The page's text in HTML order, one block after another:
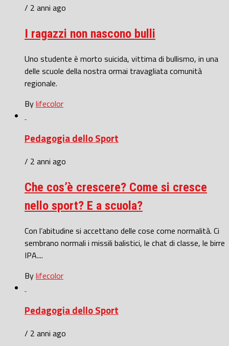
/ 2 anni ago
I ragazzi non nascono bulli
Uno studente è morto suicida, vittima di bullismo, in una
delle scuole della nostra ormai travagliata comunità
regionale.
Bylifecolor
Pedagogia dello Sport
/ 2 anni ago
Che cos’è crescere? Come si cresce
nello sport? E a scuola?
Con l’abitudine si accettano delle cose come normalità. Ci
sembrano normali i missili balistici, le chat di classe, le birre
IPA....
Bylifecolor
Pedagogia dello Sport
/ 2 anni ago